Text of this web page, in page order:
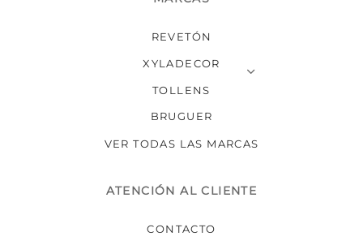
REVETÓN
XYLADECOR
TOLLENS
BRUGUER
VER TODAS LAS MARCAS
ATENCIÓN AL CLIENTE
CONTACTO